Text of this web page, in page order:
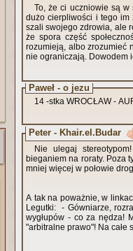
To, że ci uczniowie są
dużo cierpliwości i tego im
szali swojego zdrowia, ale
że spora część
rozumieją, albo zrozumieć
nie ograniczają. Dowodem
Paweł - o jezu
14 -stka WROCŁAW -
Peter - Khair.el.Budar
Nie ulegaj
bieganiem na roraty. Poza
mniej więcej w połowie
A tak na poważnie, w
Legutki: - Gówniarze,
wygłupów - co za nędza!
"arbitralne prawo"! Na całe